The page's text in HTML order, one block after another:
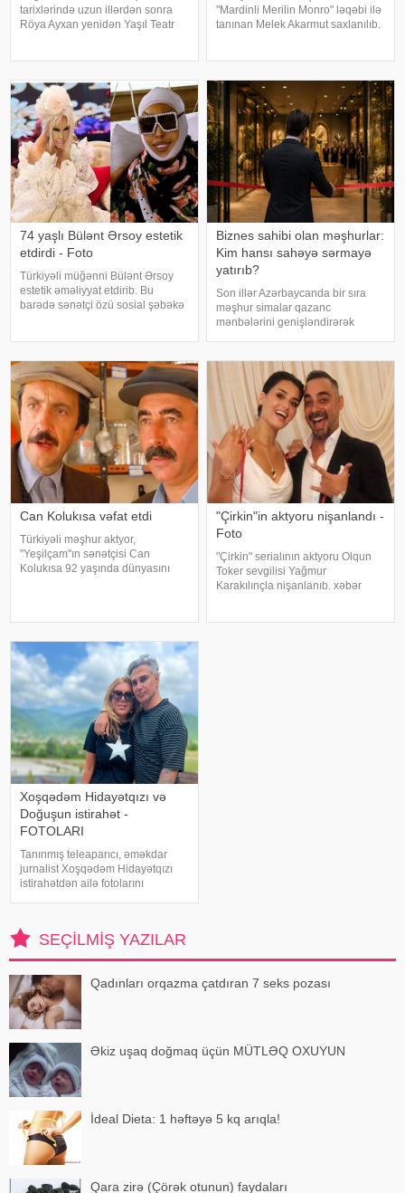
tarixlərində uzun illərdən sonra
Röya Ayxan yenidən Yaşıl Teatr
və biletlər qısa zamanda tamamil
"Mardinli Merilin Monro" ləqəbi ilə
tanınan Melek Akarmut saxlanılıb.
tərkibli olduğ
74 yaşlı Bülənt Ərsoy estetik
etdirdi - Foto
Türkiyəli müğənni Bülənt Ərsoy
estetik əməliyyat etdirib. Bu
barədə sənətçi özü sosial şəbəkə
edib:. "Hörmətli izləyicilərim
Biznes sahibi olan məşhurlar:
Kim hansı sahəyə sərmayə
yatırıb?
Son illər Azərbaycanda bir sıra
məşhur simalar qazanc
mənbələrini genişləndirərək
restoran, kafe, geyim, gözəllik və
qida sektorunda fəaliyyət
göstərən, öz adları il
Can Kolukısa vəfat etdi
Türkiyəli məşhur aktyor,
"Yeşilçam"ın sənətçisi Can
Kolukısa 92 yaşında dünyasını
"Selamsı
"Çirkin"in aktyoru nişanlandı -
Foto
"Çirkin" serialının aktyoru Olqun
Toker sevgilisi Yağmur
Karakılınçla nişanlanıb. xəbər
Xoşqədəm Hidayətqızı və
Doğuşun istirahət -
FOTOLARI
Tanınmış teleaparıcı, əməkdar
jurnalist Xoşqədəm Hidayətqızı
istirahətdən ailə fotolarını
başlığını yazıb. Fotolar böyük
maraqla qarşılanıb. Həmi
SEÇILMIŞ YAZILAR
Qadınları orqazma çatdıran 7 seks pozası
Əkiz uşaq doğmaq üçün MÜTLƏQ OXUYUN
İdeal Dieta: 1 həftəyə 5 kq arıqla!
Qara zirə (Çörək otunun) faydaları